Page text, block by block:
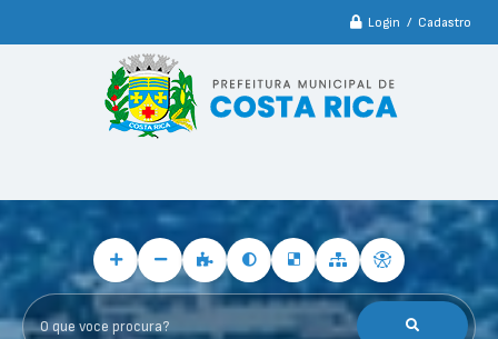
Login / Cadastro
O que voce procura?